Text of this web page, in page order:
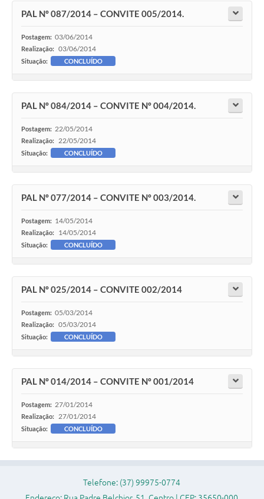
PAL Nº 087/2014 – CONVITE 005/2014.
Postagem: 03/06/2014
Realização: 03/06/2014
Situação: CONCLUÍDO
PAL Nº 084/2014 – CONVITE Nº 004/2014.
Postagem: 22/05/2014
Realização: 22/05/2014
Situação: CONCLUÍDO
PAL Nº 077/2014 – CONVITE Nº 003/2014.
Postagem: 14/05/2014
Realização: 14/05/2014
Situação: CONCLUÍDO
PAL Nº 025/2014 – CONVITE 002/2014
Postagem: 05/03/2014
Realização: 05/03/2014
Situação: CONCLUÍDO
PAL Nº 014/2014 – CONVITE Nº 001/2014
Postagem: 27/01/2014
Realização: 27/01/2014
Situação: CONCLUÍDO
Telefone: (37) 99975-0774